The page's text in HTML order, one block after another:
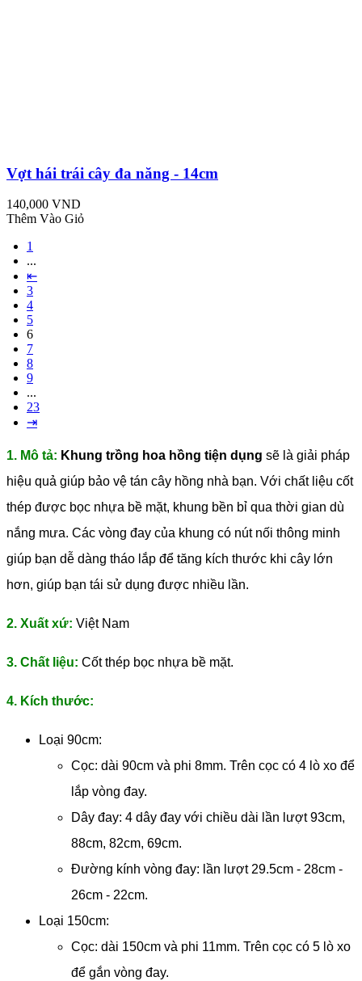
Vợt hái trái cây đa năng - 14cm
140,000 VND
Thêm Vào Giỏ
1
...
⇤
3
4
5
6
7
8
9
...
23
⇥
1. Mô tả: Khung trồng hoa hồng tiện dụng sẽ là giải pháp
hiệu quả giúp bảo vệ tán cây hồng nhà bạn. Với chất liệu cốt
thép được bọc nhựa bề mặt, khung bền bỉ qua thời gian dù
nắng mưa. Các vòng đay của khung có nút nối thông minh
giúp bạn dễ dàng tháo lắp để tăng kích thước khi cây lớn
hơn, giúp bạn tái sử dụng được nhiều lần.
2. Xuất xứ: Việt Nam
3. Chất liệu: Cốt thép bọc nhựa bề mặt.
4. Kích thước:
Loại 90cm:
Cọc: dài 90cm và phi 8mm. Trên cọc có 4 lò xo để
lắp vòng đay.
Dây đay: 4 dây đay với chiều dài lần lượt 93cm,
88cm, 82cm, 69cm.
Đường kính vòng đay: lần lượt 29.5cm - 28cm -
26cm - 22cm.
Loại 150cm:
Cọc: dài 150cm và phi 11mm. Trên cọc có 5 lò xo
để gắn vòng đay.